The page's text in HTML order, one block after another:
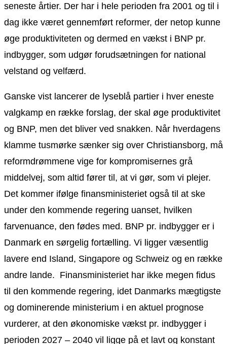
seneste årtier. Der har i hele perioden fra 2001 og til i
dag ikke været gennemført reformer, der netop kunne
øge produktiviteten og dermed en vækst i BNP pr.
indbygger, som udgør forudsætningen for national
velstand og velfærd.
Ganske vist lancerer de lyseblå partier i hver eneste
valgkamp en række forslag, der skal øge produktivitet
og BNP, men det bliver ved snakken. Når hverdagens
klamme tusmørke sænker sig over Christiansborg, må
reformdrømmene vige for kompromisernes grå
middelvej, som altid fører til, at vi gør, som vi plejer.
Det kommer ifølge finansministeriet også til at ske
under den kommende regering uanset, hvilken
farvenuance, den fødes med. BNP pr. indbygger er i
Danmark en sørgelig fortælling. Vi ligger væsentlig
lavere end Island, Singapore og Schweiz og en række
andre lande. Finansministeriet har ikke megen fidus
til den kommende regering, idet Danmarks mægtigste
og dominerende ministerium i en aktuel prognose
vurderer, at den økonomiske vækst pr. indbygger i
perioden 2027 – 2040 vil ligge på et lavt og konstant